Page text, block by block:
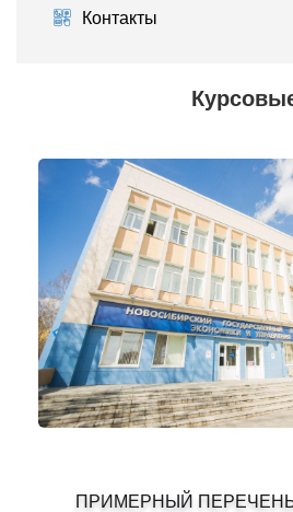
Контакты
ПРИМЕРНЫЙ